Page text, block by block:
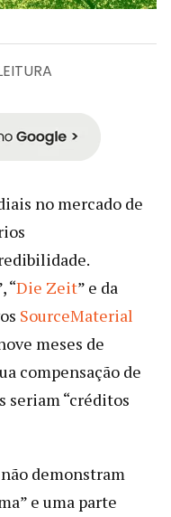
no mercado de
“Die Zeit” e da
SourceMaterial
meses de
compensação de
seriam “créditos
demonstram
e uma parte